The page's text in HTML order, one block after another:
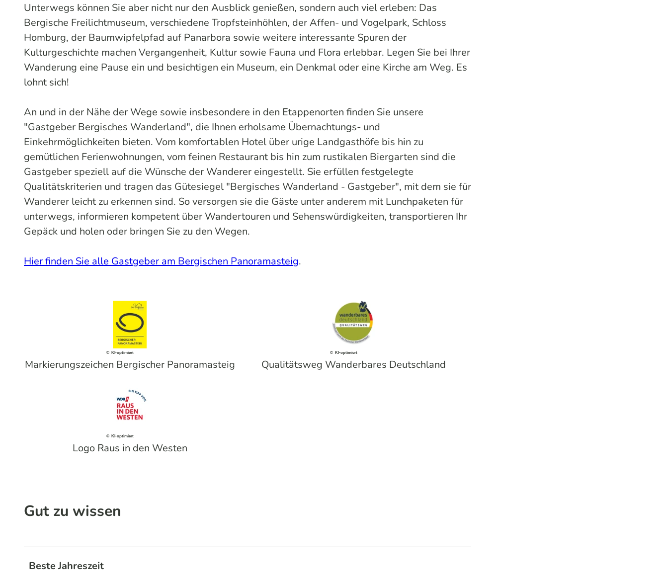
Unterwegs können Sie aber nicht nur den Ausblick genießen, sondern auch viel erleben: Das
Bergische Freilichtmuseum, verschiedene Tropfsteinhöhlen, der Affen- und Vogelpark, Schloss
Homburg, der Baumwipfelpfad auf Panarbora sowie weitere interessante Spuren der
Kulturgeschichte machen Vergangenheit, Kultur sowie Fauna und Flora erlebbar. Legen Sie bei Ihrer
Wanderung eine Pause ein und besichtigen ein Museum, ein Denkmal oder eine Kirche am Weg. Es
lohnt sich!
An und in der Nähe der Wege sowie insbesondere in den Etappenorten finden Sie unsere
"Gastgeber Bergisches Wanderland", die Ihnen erholsame Übernachtungs- und
Einkehrmöglichkeiten bieten. Vom komfortablen Hotel über urige Landgasthöfe bis hin zu
gemütlichen Ferienwohnungen, vom feinen Restaurant bis hin zum rustikalen Biergarten sind die
Gastgeber speziell auf die Wünsche der Wanderer eingestellt. Sie erfüllen festgelegte
Qualitätskriterien und tragen das Gütesiegel "Bergisches Wanderland - Gastgeber", mit dem sie für
Wanderer leicht zu erkennen sind. So versorgen sie die Gäste unter anderem mit Lunchpaketen für
unterwegs, informieren kompetent über Wandertouren und Sehenswürdigkeiten, transportieren Ihr
Gepäck und holen oder bringen Sie zu den Wegen.
Hier finden Sie alle Gastgeber am Bergischen Panoramasteig.
© KI-optimiert
Markierungszeichen Bergischer Panoramasteig
© KI-optimiert
Qualitätsweg Wanderbares Deutschland
© KI-optimiert
Logo Raus in den Westen
Gut zu wissen
Beste Jahreszeit